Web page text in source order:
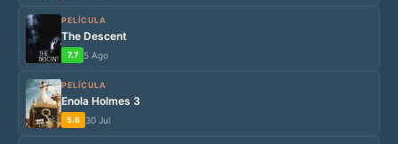
PELÍCULA
The Descent
7.7 5 Ago
PELÍCULA
Enola Holmes 3
5.6 30 Jul